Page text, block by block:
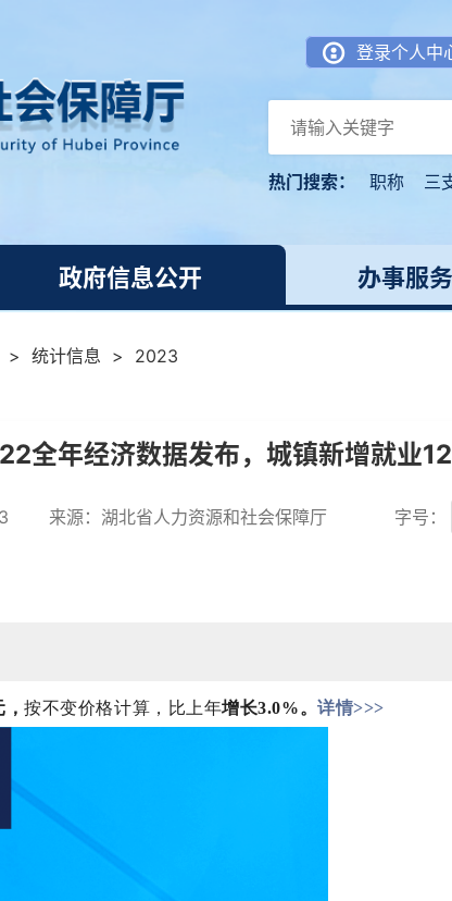
登录个人中
热门搜索： 职称 三
政府信息公开 办事服务
> 统计信息 > 2023
全年经济数据发布，城镇新增就业
来源：湖北省人力资源和社会保障厅 字号：
，按不变价格计算，比上年增长3.0%。详情>>>